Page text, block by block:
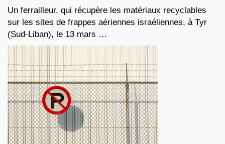
Un ferrailleur, qui récupère les matériaux recyclables
sur les sites de frappes aériennes israéliennes, à Tyr
(Sud-Liban), le 13 mars …